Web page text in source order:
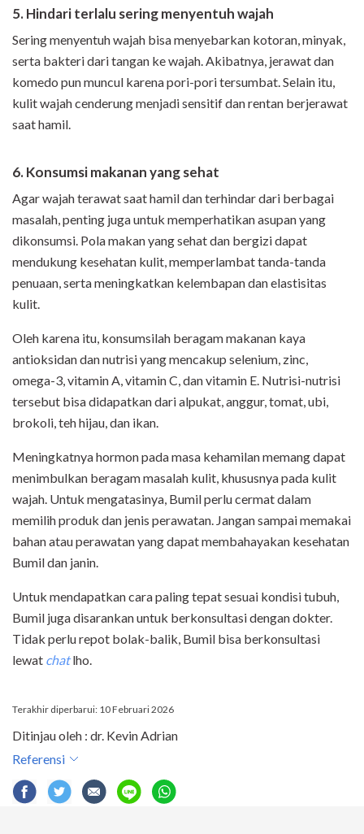
5. Hindari terlalu sering menyentuh wajah
Sering menyentuh wajah bisa menyebarkan kotoran, minyak,
serta bakteri dari tangan ke wajah. Akibatnya, jerawat dan
komedo pun muncul karena pori-pori tersumbat. Selain itu,
kulit wajah cenderung menjadi sensitif dan rentan berjerawat
saat hamil.
6. Konsumsi makanan yang sehat
Agar wajah terawat saat hamil dan terhindar dari berbagai
masalah, penting juga untuk memperhatikan asupan yang
dikonsumsi. Pola makan yang sehat dan bergizi dapat
mendukung kesehatan kulit, memperlambat tanda-tanda
penuaan, serta meningkatkan kelembapan dan elastisitas
kulit.
Oleh karena itu, konsumsilah beragam makanan kaya
antioksidan dan nutrisi yang mencakup selenium, zinc,
omega-3, vitamin A, vitamin C, dan vitamin E. Nutrisi-nutrisi
tersebut bisa didapatkan dari alpukat, anggur, tomat, ubi,
brokoli, teh hijau, dan ikan.
Meningkatnya hormon pada masa kehamilan memang dapat
menimbulkan beragam masalah kulit, khususnya pada kulit
wajah. Untuk mengatasinya, Bumil perlu cermat dalam
memilih produk dan jenis perawatan. Jangan sampai memakai
bahan atau perawatan yang dapat membahayakan kesehatan
Bumil dan janin.
Untuk mendapatkan cara paling tepat sesuai kondisi tubuh,
Bumil juga disarankan untuk berkonsultasi dengan dokter.
Tidak perlu repot bolak-balik, Bumil bisa berkonsultasi
lewat chatlho.
Terakhir diperbarui: 10 Februari 2026